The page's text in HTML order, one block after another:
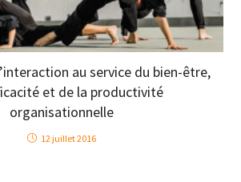
au service du bien-être,
et de la productivité
organisationnelle
12 juillet 2016